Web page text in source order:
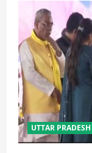
UTTAR PRADESH